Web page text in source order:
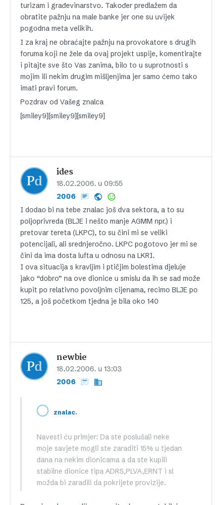
turizam i građevinarstvo. Također predlažem da
obratite pažnju na male banke jer one su uvijek
pogodna meta velikih.
I za kraj ne obraćajte pažnju na provokatore s drugih
foruma koji ne žele da ovaj projekt uspije, komentirajte
i pitajte sve što Vas zanima, bilo to u suprotnosti s
mojim ili nekim drugim mišljenjima jer samo ćemo tako
imati pravi forum.
Pozdrav od Vašeg znalca
[smiley9][smiley9][smiley9]
ides
18.02.2006. u 09:55
2006
I dodao bi na tebe znalac još dva sektora, a to su
poljoprivreda (BLJE i nešto manje AGMM npr.) i
pretovar tereta (LKPC), to su čini mi se veliki
potencijali, ali srednjeročno. LKPC pogotovo jer mi se
čini da ima dosta lufta u odnosu na LKRI.
I ova situacija s kravljim i ptičjim bolestima djeluje
jako “dobro” na ove dionice u smislu da ih se sad može
kupit po relativno povoljnim cijenama, recimo BLJE po
125, a još početkom tjedna je bila oko 140
newbie
18.02.2006. u 13:03
2006
znalac,
Navesti ću primjer: Da ste poslušali neke
moje savjete mogli ste zaraditi 15% u tjedan
dana na nekim dionicama a da ste kupili
stabilne dionice tipa ADRS,PLVA,ERNT i sl
možda bi zaradili da pokrijete provizije.